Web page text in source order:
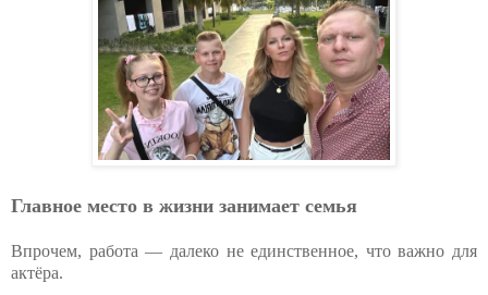
Главное место в жизни занимает семья
Впрочем, работа — далеко не единственное, что важно для
актёра.